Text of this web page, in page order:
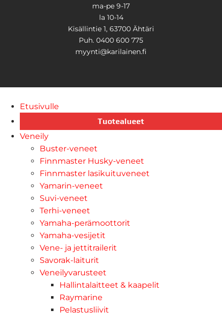
ma-pe 9-17
la 10-14
Kisällintie 1, 63700 Ähtäri
Puh. 0400 600 775
myynti@karilainen.fi
Etusivulle
Tuotealueet
Veneily
Buster-veneet
Finnmaster Husky-veneet
Finnmaster lasikuituveneet
Yamarin-veneet
Suvi-veneet
Terhi-veneet
Yamaha-perämoottorit
Yamaha-vesijetit
Vene- ja jettitrailerit
Savorak-laiturit
Veneilyvarusteet
Hallintalaitteet & kaapelit
Raymarine
Pelastusliivit